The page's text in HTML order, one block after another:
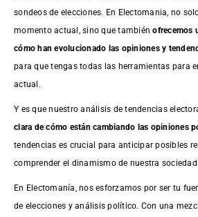
sondeos de elecciones. En Electomania, no
momento actual, sino que tambiénofrecemos
cómo han evolucionado las opiniones y
para que tengas todas las herramientas para
actual.
Y es que nuestro análisis de tendencias
clara de cómo están cambiando las opiniones
tendencias es crucial para anticipar posibles
comprender el dinamismo de nuestra sociedad.
En Electomanía, nos esforzamos por ser tu
de elecciones y análisis político. Con una